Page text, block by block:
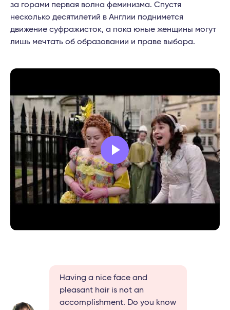
за горами первая волна феминизма. Спустя
несколько десятилетий в Англии поднимется
движение суфражисток, а пока юные женщины могут
лишь мечтать об образовании и праве выбора.
Having a nice face and
pleasant hair is not an
accomplishment. Do you know